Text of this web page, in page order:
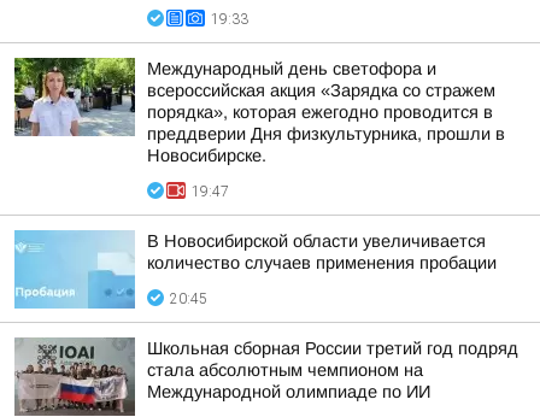
19:33
Международный день светофора и
всероссийская акция «Зарядка со стражем
порядка», которая ежегодно проводится в
преддверии Дня физкультурника, прошли в
Новосибирске.
19:47
В Новосибирской области увеличивается
количество случаев применения пробации
20:45
Школьная сборная России третий год подряд
стала абсолютным чемпионом на
Международной олимпиаде по ИИ